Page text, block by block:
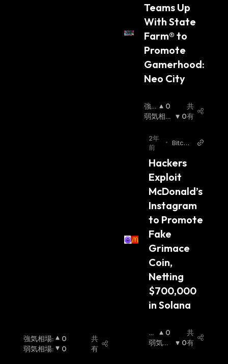
強気相場:
0
弱気相場: 0
共
有
Teams Up
With State
Farm® to
Promote
Gamerhood:
Neo City
強
気
場:
0
弱気相場
0
共
有
2年
前
•
Bitcoi
Hackers
Exploit
McDonald’s
Instagram
to Promote
Fake
Grimace
Coin,
Netting
$700,000
in Solana
強
気
0
弱気相
0
共
有